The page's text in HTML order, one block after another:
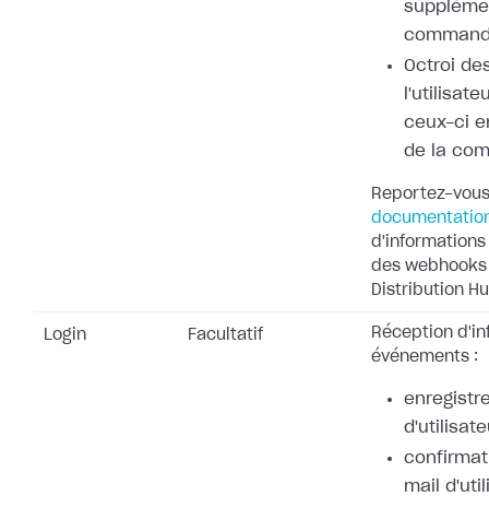
Octroi
ceux-ci
de la
Reportez-
des
Distribution
Login Facultatif
Réception
événements :
mail